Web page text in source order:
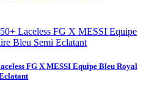
FG X MESSI Equipe Bleu Royal